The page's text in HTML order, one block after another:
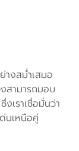
งสม่ำเสมอ
สามารถมอบ
เราเชื่อมั่นว่า
นเหนือคู่